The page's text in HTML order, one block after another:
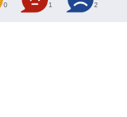
0 1 2